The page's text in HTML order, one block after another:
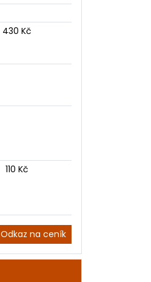
430 Kč
110 Kč
Odkaz na ceník